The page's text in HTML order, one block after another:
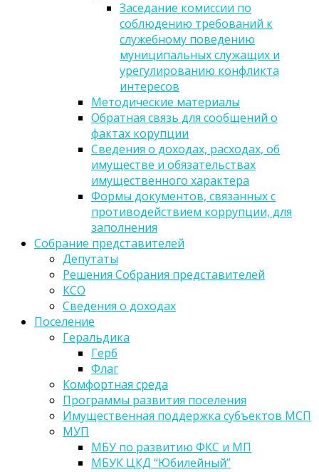
Заседание комиссии по
соблюдению требований к
служебному поведению
муниципальных служащих и
урегулированию конфликта
интересов
Методические материалы
Обратная связь для сообщений о
фактах корупции
Сведения о доходах, расходах, об
имуществе и обязательствах
имущественного характера
Формы документов, связанных с
противодействием коррупции, для
заполнения
Собрание представителей
Депутаты
Решения Собрания представителей
КСО
Сведения о доходах
Поселение
Геральдика
Герб
Флаг
Комфортная среда
Программы развития поселения
Имущественная поддержка субъектов МСП
МУП
МБУ по развитию ФКС и МП
МБУК ЦКД “Юбилейный”